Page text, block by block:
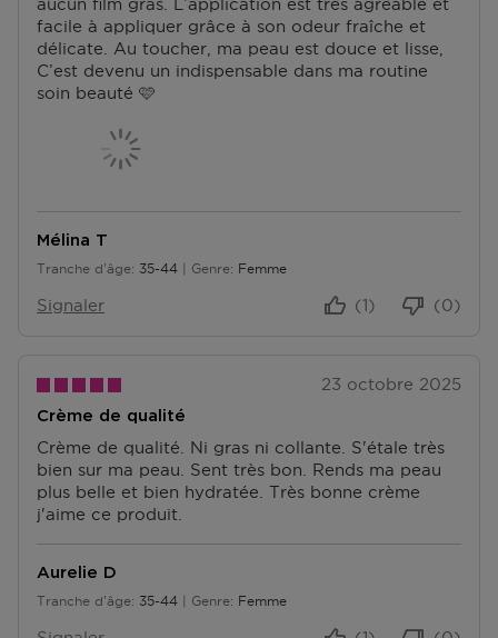
aucun film gras. L’application est très agréable et
facile à appliquer grâce à son odeur fraîche et
délicate. Au toucher, ma peau est douce et lisse,
C’est devenu un indispensable dans ma routine
soin beauté 🩷
T
A
G
E
S
O
N
V
É
N
Mélina T
Tranche d'âge
De 35 à 44 35-44 Genre Femme
Signaler (0)
(1)
23 octobre 2025
Crème de qualité
Crème de qualité. Ni gras ni collante. S'étale très
bien sur ma peau. Sent très bon. Rends ma peau
plus belle et bien hydratée. Très bonne crème
j'aime ce produit.
Aurelie D
Tranche d'âge
De 35 à 44 35-44 Genre Femme